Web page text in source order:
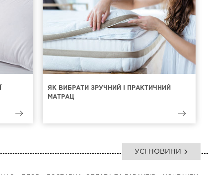
ЯК ВИБРАТИ ЗРУЧНИЙ І ПРАКТИЧНИЙ
МАТРАЦ
УСІ НОВИНИ